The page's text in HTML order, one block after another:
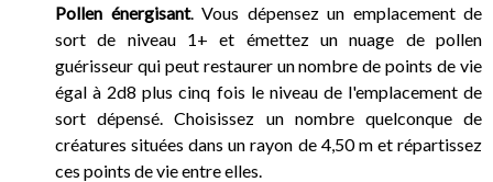
Pollen énergisant. Vous dépensez un emplacement de
sort de niveau 1+ et émettez un nuage de pollen
guérisseur qui peut restaurer un nombre de points de vie
égal à 2d8 plus cinq fois le niveau de l'emplacement de
sort dépensé. Choisissez un nombre quelconque de
créatures situées dans un rayon de 4,50 m et répartissez
ces points de vie entre elles.